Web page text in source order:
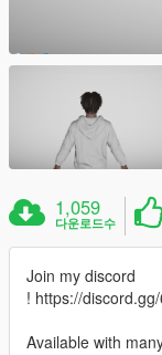
1,059
다운로드수
Join my discord
! https://
Available with